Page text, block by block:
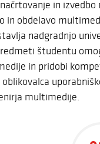
in
in obdelavo
nadgradnjo
študentu
in pridobi
multimedije.